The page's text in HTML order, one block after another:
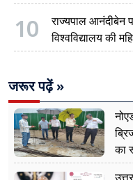
10
राज्यपाल आनंदीबेन
विश्वविद्यालय की
जरूर पढ़ें »
का